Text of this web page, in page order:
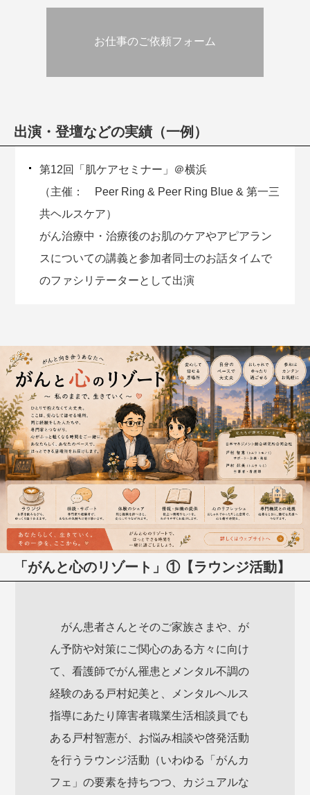
お仕事のご依頼フォーム
出演・登壇などの実績（一例）
第12回「肌ケアセミナー」＠横浜
（主催： Peer Ring & Peer Ring Blue & 第一三
共ヘルスケア）
がん治療中・治療後のお肌のケアやアピアラン
スについての講義と参加者同士のお話タイムで
のファシリテーターとして出演
「がんと心のリゾート」①【ラウンジ活動】
がん患者さんとそのご家族さまや、が
ん予防や対策にご関心のある方々に向け
て、看護師でがん罹患とメンタル不調の
経験のある戸村妃美と、メンタルヘルス
指導にあたり障害者職業生活相談員でも
ある戸村智憲が、お悩み相談や啓発活動
を行うラウンジ活動（いわゆる「がんカ
フェ」の要素を持ちつつ、カジュアルな